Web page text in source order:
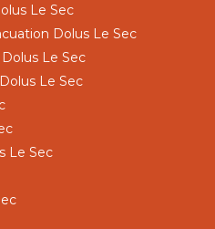
Le Sec
Dolus Le Sec
Le Sec
Le Sec
Le Sec